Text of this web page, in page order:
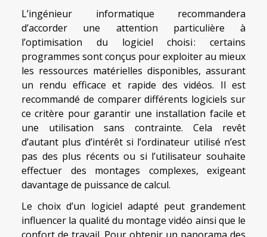
L’ingénieur informatique recommandera
d’accorder une attention particulière à
l’optimisation du logiciel choisi : certains
programmes sont conçus pour exploiter au mieux
les ressources matérielles disponibles, assurant
un rendu efficace et rapide des vidéos. Il est
recommandé de comparer différents logiciels sur
ce critère pour garantir une installation facile et
une utilisation sans contrainte. Cela revêt
d’autant plus d’intérêt si l’ordinateur utilisé n’est
pas des plus récents ou si l’utilisateur souhaite
effectuer des montages complexes, exigeant
davantage de puissance de calcul.
Le choix d’un logiciel adapté peut grandement
influencer la qualité du montage vidéo ainsi que le